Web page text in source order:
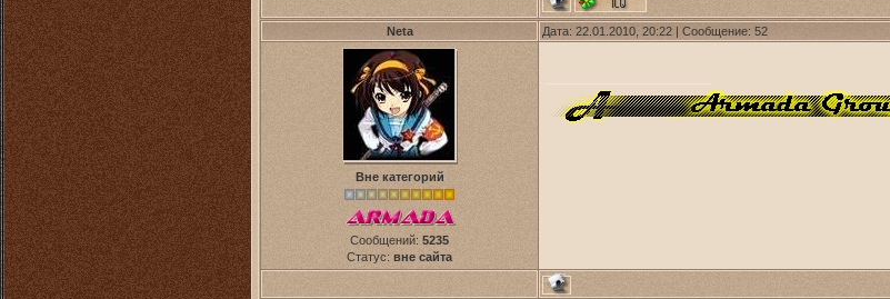
Neta Дата: 22.01.2010, 20:22 | Сообщение: 52
Вне категорий
Сообщений: 5235
Статус: вне сайта